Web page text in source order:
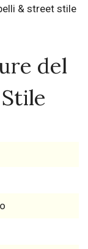
& street stile
del